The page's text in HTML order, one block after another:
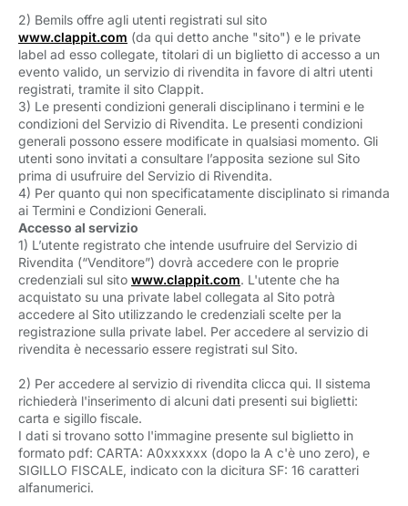
2) Bemils offre agli utenti registrati sul sito
www.clappit.com (da qui detto anche "sito") e le private
label ad esso collegate, titolari di un biglietto di accesso a un
evento valido, un servizio di rivendita in favore di altri utenti
registrati, tramite il sito Clappit.
3) Le presenti condizioni generali disciplinano i termini e le
condizioni del Servizio di Rivendita. Le presenti condizioni
generali possono essere modificate in qualsiasi momento. Gli
utenti sono invitati a consultare l’apposita sezione sul Sito
prima di usufruire del Servizio di Rivendita.
4) Per quanto qui non specificatamente disciplinato si rimanda
ai Termini e Condizioni Generali.
Accesso al servizio
1) L’utente registrato che intende usufruire del Servizio di
Rivendita (“Venditore”) dovrà accedere con le proprie
credenziali sul sito www.clappit.com. L'utente che ha
acquistato su una private label collegata al Sito potrà
accedere al Sito utilizzando le credenziali scelte per la
registrazione sulla private label. Per accedere al servizio di
rivendita è necessario essere registrati sul Sito.
2) Per accedere al servizio di rivendita clicca qui. Il sistema
richiederà l'inserimento di alcuni dati presenti sui biglietti:
carta e sigillo fiscale.
I dati si trovano sotto l'immagine presente sul biglietto in
formato pdf: CARTA: A0xxxxxx (dopo la A c'è uno zero), e
SIGILLO FISCALE, indicato con la dicitura SF: 16 caratteri
alfanumerici.